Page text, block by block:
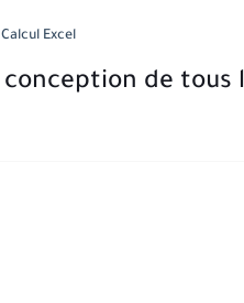
Excel
conception de